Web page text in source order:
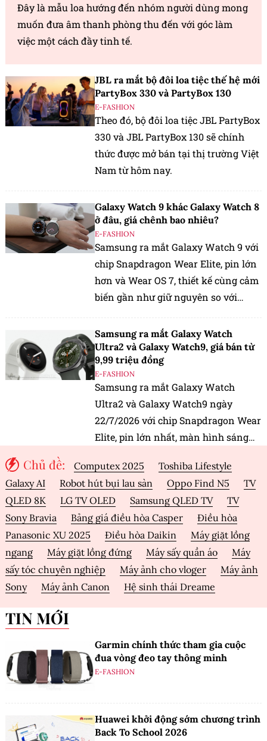
Đây là mẫu loa hướng đến nhóm người dùng mong
muốn đưa âm thanh phòng thu đến với góc làm
việc một cách đầy tinh tế.
JBL ra mắt bộ đôi loa tiệc thế hệ mới
PartyBox 330 và PartyBox 130
E-FASHION
Theo đó, bộ đôi loa tiệc JBL PartyBox
330 và JBL PartyBox 130 sẽ chính
thức được mở bán tại thị trường Việt
Nam từ hôm nay.
Galaxy Watch 9 khác Galaxy Watch 8
ở đâu, giá chênh bao nhiêu?
E-FASHION
Samsung ra mắt Galaxy Watch 9 với
chip Snapdragon Wear Elite, pin lớn
hơn và Wear OS 7, thiết kế cùng cảm
biến gần như giữ nguyên so với
Samsung ra mắt Galaxy Watch
Ultra2 và Galaxy Watch9, giá bán từ
9,99 triệu đồng
E-FASHION
Samsung ra mắt Galaxy Watch
Ultra2 và Galaxy Watch9 ngày
22/7/2026 với chip Snapdragon Wear
Elite, pin lớn nhất, màn hình sáng
giá bán từ từ 9,99 triệu đồng.
Chủ đề: Computex 2025
Toshiba Lifestyle
Galaxy AI
Robot hút bụi lau sàn Oppo Find N5
TV
QLED 8K
LG TV OLED Samsung QLED TV
TV
Sony Bravia
Bảng giá điều hòa Casper
Điều hòa
Panasonic XU 2025
Điều hòa Daikin
Máy giặt lồng
ngang
Máy giặt lồng đứng Máy sấy quần áo
Máy
sấy tóc chuyên nghiệp
Máy ảnh cho vloger
Máy ảnh
Sony
Máy ảnh Canon Hệ sinh thái Dreame
TIN MỚI
Garmin chính thức tham gia cuộc
đua vòng đeo tay thông minh
E-FASHION
Huawei khởi động sớm chương trình
Back To School 2026